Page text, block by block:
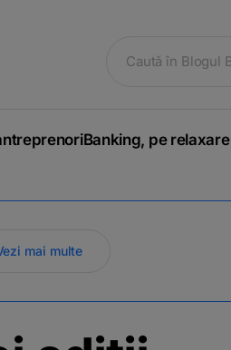
Banking, pe relaxare
mai multe